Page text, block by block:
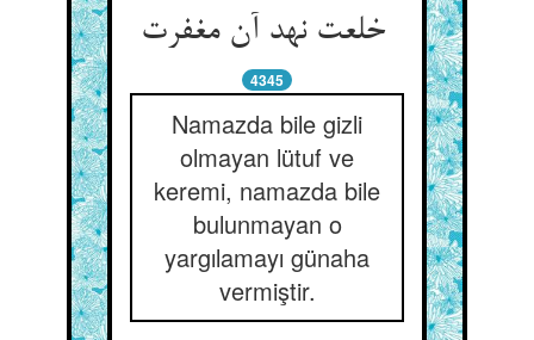
خلعت نهد آن مغفرت
4345
Namazda bile gizli
olmayan lütuf ve
keremi, namazda bile
bulunmayan o
yargılamayı günaha
vermiştir.